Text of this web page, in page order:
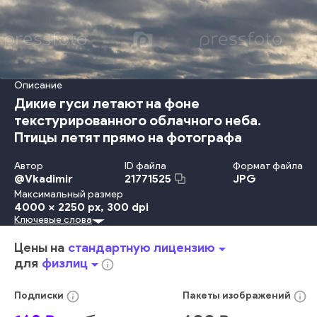
Описание
Дикие гуси летают на фоне
текстурированного облачного неба.
Птицы летят прямо на фотографа
Автор
@Vkadimir
ID файла
21771525
Формат файла
JPG
Максимальный размер
4000 x 2250 px, 300 dpi
Небо Окружающая Среда
фауна орнитология гуси птица уверенность в себе
сохранение природы
водоплавающая птица
взмахивание крыльями
вооруженные конфликты
Ключевые слова
Цены на стандартную лицензиюarrow_drop_down
для физлицarrow_drop_downinfo_outline
Подписки info_outline Пакеты изображений info_outline